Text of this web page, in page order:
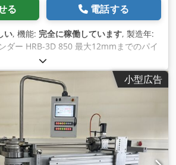
る 電話する
い, 機能: 完全に稼働しています, 製造年:
ダー HRB-3D 850 最大12mmまでのパイ
げ用 3 つの電池駆動式デジタル ディスプ
、パイプ送り、パイプねじれを正確に表
と繰り返し可能な曲げを実現します。 -
Cjdpfjttagdox Acnorf - 給餌停止システム
ミリメートル ハンドパイプベンダーはテ
（付属していません）にしっかりと取り
。 会社の住所、メールアドレス、連絡先
ければ、詳細なお見積もりを喜んでご提
小型広告